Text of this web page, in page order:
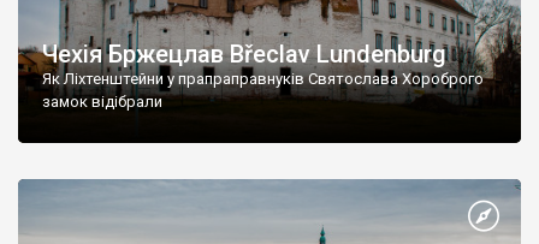
Чехія Бржецлав Břeclav Lundenburg
Як Ліхтенштейни у прапраправнуків Святослава Хороброго
замок відібрали